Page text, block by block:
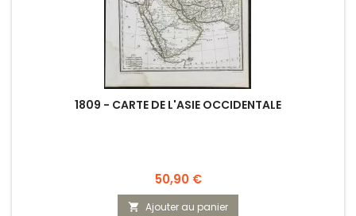
1809 - CARTE DE L'ASIE OCCIDENTALE
Prix
50,90 €
 Ajouter au panier